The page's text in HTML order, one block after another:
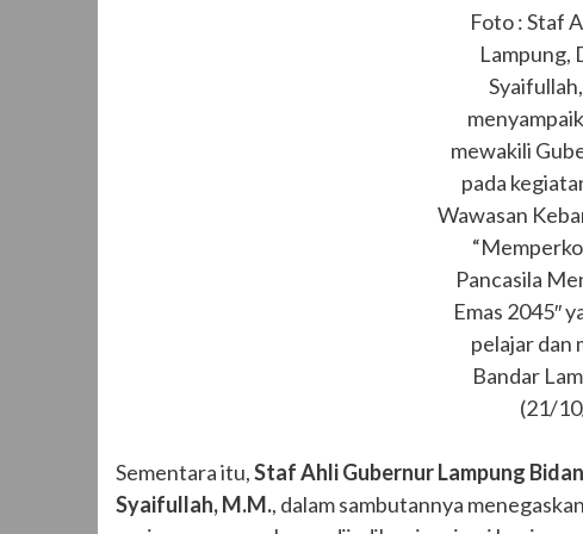
Foto : Staf
Lampung,
mewakili
pada
Wawasan
Pancasila
Emas 2045″
pelajar dan
Bandar
(21/
Sementara itu,Staf Ahli Gubernur Lampung
Syaifullah, M.M., dalam sambutannya